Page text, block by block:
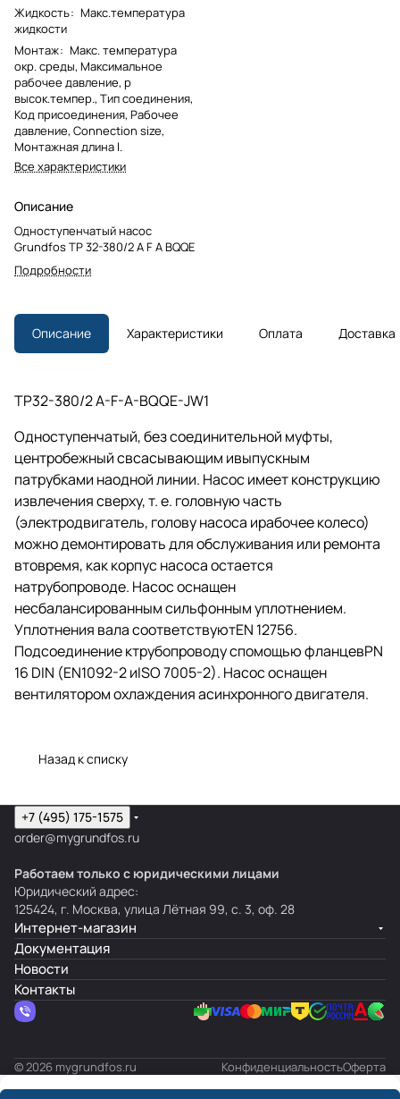
Жидкость: Макс.температура
жидкости
Монтаж: Макс. температура
окр. среды, Максимальное
рабочее давление, p
высок.темпер., Тип соединения,
Код присоединения, Рабочее
давление, Connection size,
Монтажная длина l.
Все характеристики
Описание
Одноступенчатый насос
Grundfos TP 32-380/2 A F A BQQE
Подробности
Описание Характеристики Оплата Доставка
TP32-380/2 A-F-A-BQQE-JW1
Одноступенчатый, без соединительной муфты,
центробежный свсасывающим ивыпускным
патрубками наодной линии. Насос имеет конструкцию
извлечения сверху,т. е. головную часть
(электродвигатель, голову насоса ирабочее колесо)
можно демонтировать для обслуживания или ремонта
втовремя, как корпус насоса остается
натрубопроводе. Насос оснащен
несбалансированным сильфонным уплотнением.
Уплотнения вала соответствуютEN 12756.
Подсоединение ктрубопроводу спомощью фланцевPN
16 DIN (EN1092-2 иISO 7005-2). Насос оснащен
вентилятором охлаждения асинхронного двигателя.
Назад к списку
+7 (495) 175-1575
order@mygrundfos.ru
Работаем только с юридическими лицами
Юридический адрес:
125424, г. Москва, улица Лётная 99, с. 3, оф. 28
Интернет-магазин
Документация
Новости
Контакты
© 2026 mygrundfos.ru КонфиденциальностьОферта